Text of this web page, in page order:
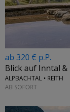
ab 320 € p.P.
Blick auf Inntal
ALPBACHTAL • REITH
AB SOFORT